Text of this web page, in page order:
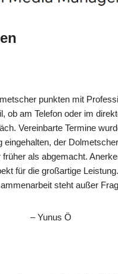
punkten mit
ob am Telefon oder im
Vereinbarte Termine
eingehalten, der
als abgemacht.
für die großartige
steht außer
– Yunus Ö